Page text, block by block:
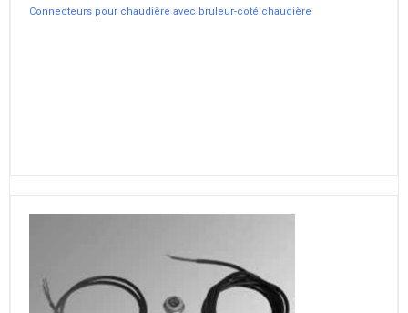
Connecteurs pour chaudière avec bruleur-coté chaudière